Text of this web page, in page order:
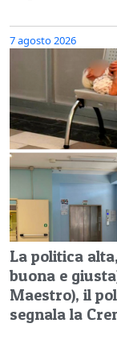
7 agosto 2026
La politica
buona e
Maestro), il
segnala la